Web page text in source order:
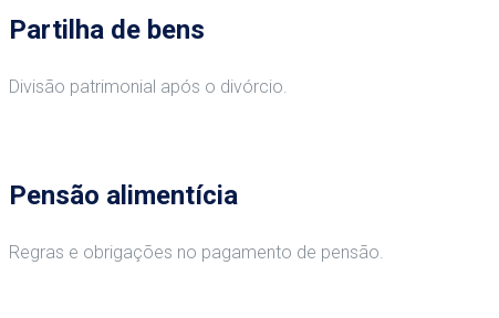
Partilha de bens
Divisão patrimonial após o divórcio.
Pensão alimentícia
Regras e obrigações no pagamento de pensão.